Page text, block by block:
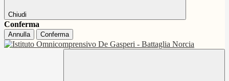
Chiudi
Conferma
Annulla Conferma